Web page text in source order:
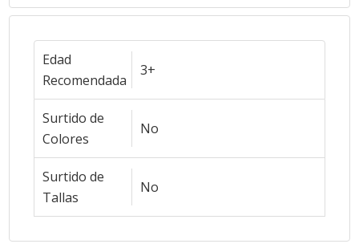
Edad
Recomendada
3+
Surtido de
Colores
No
Surtido de
Tallas
No